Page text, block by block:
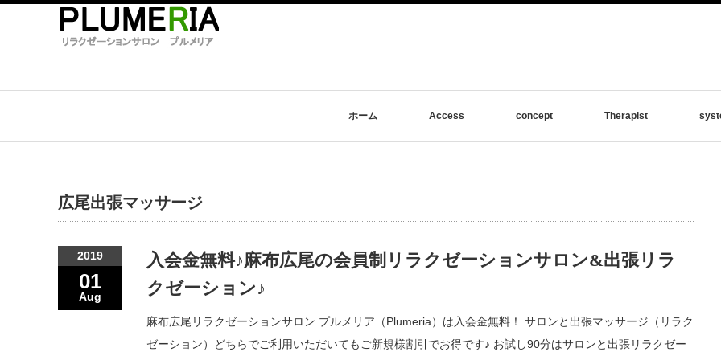
ホーム Access concept Therapist
広尾出張マッサージ
2019
01
Aug
入会金無料♪麻布広尾の会員制リラクゼーションサロン&出張リラ
クゼーション♪
麻布広尾リラクゼーションサロン プルメリア（Plumeria）は入会金無料！ サロンと出張マッサージ（リラク
ゼーション）どちらでご利用いただいてもご新規様割引でお得です♪ お試し90分はサロンと出張リラクゼー